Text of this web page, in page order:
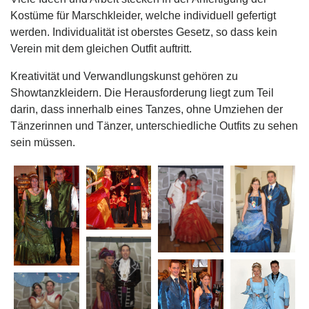
Kostüme für Marschkleider, welche individuell gefertigt
werden. Individualität ist oberstes Gesetz, so dass kein
Verein mit dem gleichen Outfit auftritt.
Kreativität und Verwandlungskunst gehören zu
Showtanzkleidern. Die Herausforderung liegt zum Teil
darin, dass innerhalb eines Tanzes, ohne Umziehen der
Tänzerinnen und Tänzer, unterschiedliche Outfits zu sehen
sein müssen.